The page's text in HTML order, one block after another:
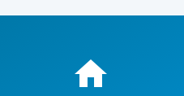
home